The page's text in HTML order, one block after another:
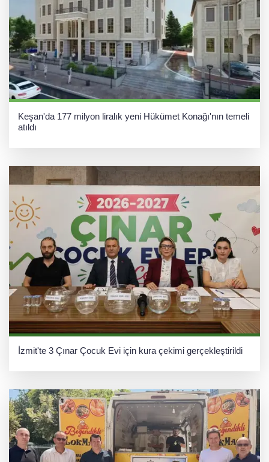
Keşan'da 177 milyon liralık yeni Hükümet Konağı'nın temeli
atıldı
İzmit'te 3 Çınar Çocuk Evi için kura çekimi gerçekleştirildi